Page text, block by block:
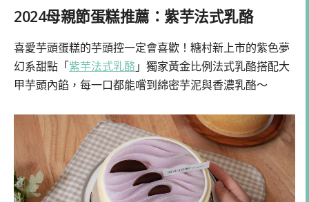
2024母親節蛋糕推薦：紫芋法式乳酪
喜愛芋頭蛋糕的芋頭控一定會喜歡！糖村新上市的紫色夢
幻系甜點「紫芋法式乳酪 」獨家黃金比例法式乳酪搭配大
甲芋頭內餡，每一口都能嚐到綿密芋泥與香濃乳酪～